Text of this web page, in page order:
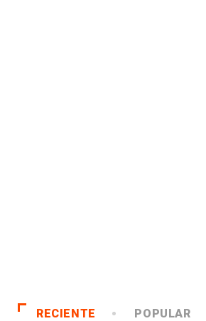
RECIENTE POPULAR